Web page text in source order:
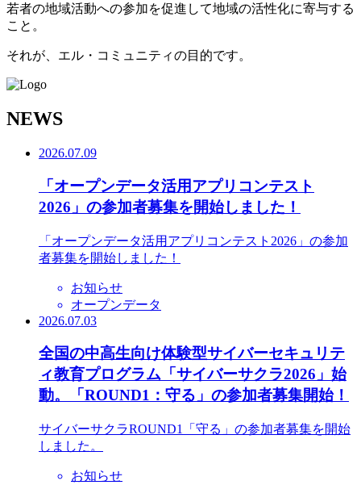
若者の地域活動への参加を促進して地域の活性化に寄与する
こと。
それが、エル・コミュニティの目的です。
NEWS
2026.07.09
「オープンデータ活用アプリコンテスト
2026」の参加者募集を開始しました！
「オープンデータ活用アプリコンテスト2026」の参加
者募集を開始しました！
お知らせ
オープンデータ
2026.07.03
全国の中高生向け体験型サイバーセキュリテ
ィ教育プログラム「サイバーサクラ2026」始
動。「ROUND1：守る」の参加者募集開始！
サイバーサクラROUND1「守る」の参加者募集を開始
しました。
お知らせ